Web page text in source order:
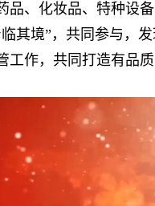
、化妆品、特种设
其境”，共同参与，发
作，共同打造有品质